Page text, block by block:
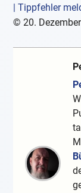
| Tippfehler
©20.